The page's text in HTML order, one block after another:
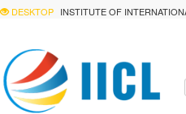
DESKTOP INSTITUTE OF